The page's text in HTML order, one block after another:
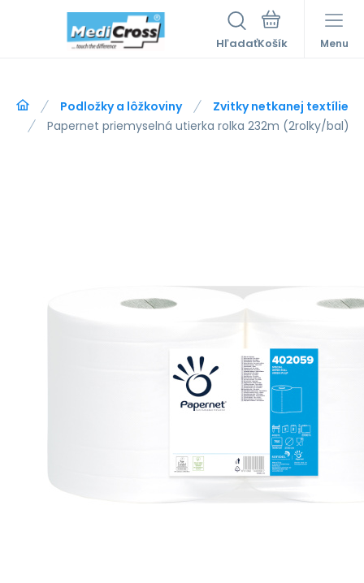
Hľadať Menu
Podložky a lôžkoviny
Zvitky netkanej textílie
Papernet priemyselná utierka rolka 232m (2rolky/bal)